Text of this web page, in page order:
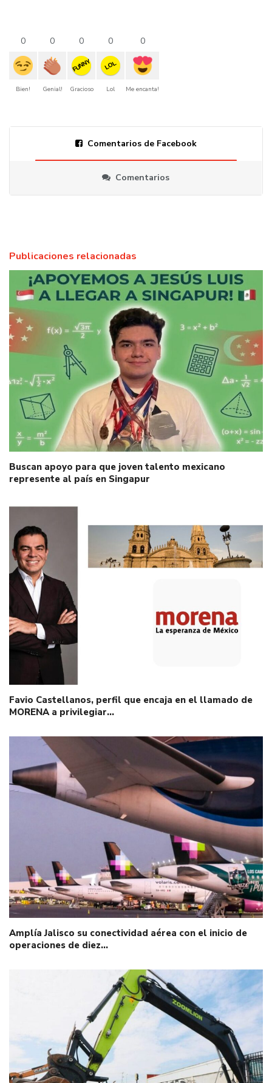
0
Bien!
0
Genial!
0
FUNNY
Gracioso
0
LOL
Lol
0
Me encanta!
Comentarios de Facebook
Comentarios
Publicaciones relacionadas
Buscan apoyo para que joven talento mexicano
represente al país en Singapur
Favio Castellanos, perfil que encaja en el llamado de
MORENA a privilegiar…
Amplía Jalisco su conectividad aérea con el inicio de
operaciones de diez…